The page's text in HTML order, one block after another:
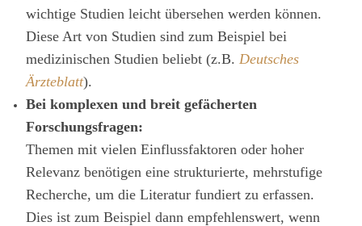
wichtige Studien leicht übersehen werden können.
Diese Art von Studien sind zum Beispiel bei
medizinischen Studien beliebt (z.B. Deutsches
Ärzteblatt).
Bei komplexen und breit gefächerten
Forschungsfragen:
Themen mit vielen Einflussfaktoren oder hoher
Relevanz benötigen eine strukturierte, mehrstufige
Recherche, um die Literatur fundiert zu erfassen.
Dies ist zum Beispiel dann empfehlenswert, wenn